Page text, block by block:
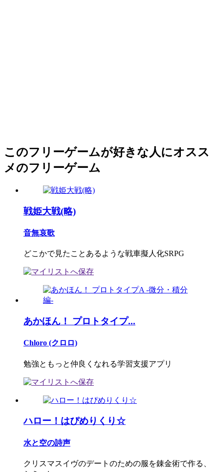
このフリーゲームが好きな人にオスス
メのフリーゲーム
戦姫大戦(略)
音無哀歌
どこかで見たことあるような戦車擬人化SRPG
あかほん！ プロトタイプ...
Chloro (クロロ)
勉強ともっと仲良くなれる学習支援アプリ
ハロー！はぴめりくり☆
水と空の詩声
クリスマスイヴのデートのための服を錬金術で作る、